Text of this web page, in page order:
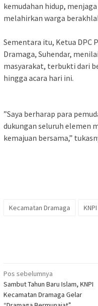
kemudahan hidup,
melahirkan warga
‎Sementara itu, Ketua DPC
Dramaga, Suhendar,
masyarakat, terbukti dari
hingga acara hari ini.
‎”Saya berharap para
dukungan seluruh elemen
kemajuan bersama,”
Kecamatan Dramaga
Navigasi
pos
Pos sebelumnya
Sambut Tahun Baru Islam, KNPI
Kecamatan Dramaga Gelar